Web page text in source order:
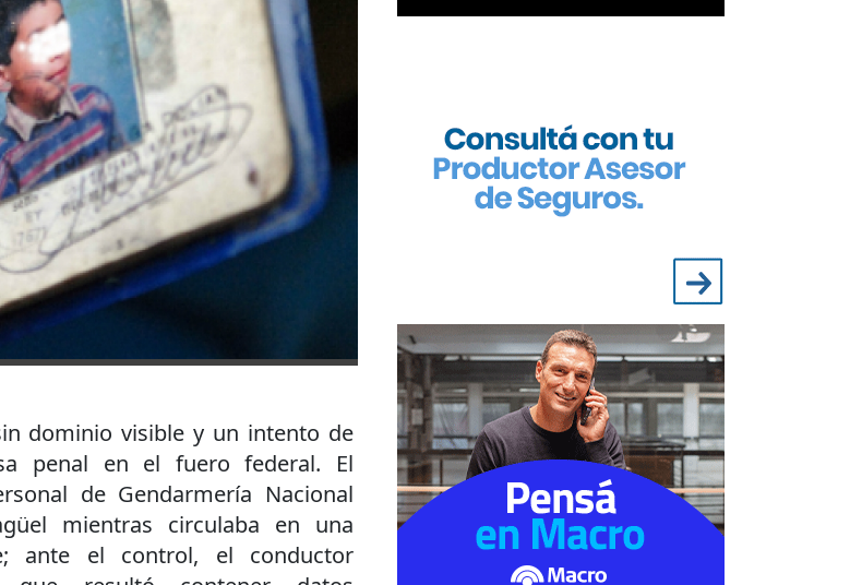
dominio visible y un intento de
penal en el fuero federal. El
de Gendarmería Nacional
mientras circulaba en una
ante el control, el conductor